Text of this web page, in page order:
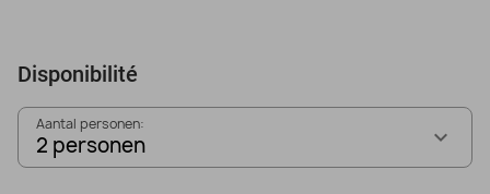
Disponibilité
Aantal personen:
2 personen